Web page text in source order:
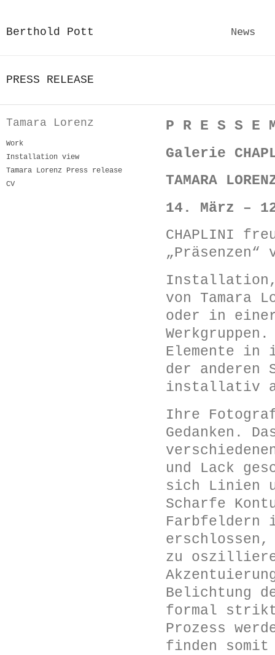
Berthold Pott News
PRESS RELEASE
P R E S S E
Galerie
TAMARA
14. März –
CHAPLINI
Installation,
von Tamara
oder in
Elemente
der
installativ
Ihre
Gedanken.
und Lack
sich Linien
Scharfe
Farbfeldern
erschlossen,
zu
Belichtung
formal strikt
Prozess
finden
Tamara Lorenz
Work
Installation view
Tamara Lorenz Press release
CV